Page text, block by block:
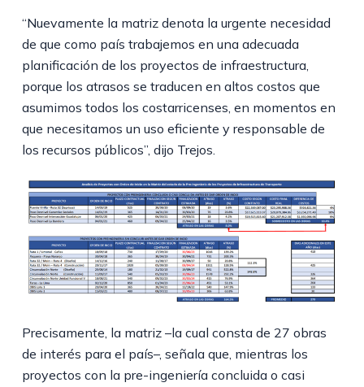
“Nuevamente la matriz denota la urgente necesidad
de que como país trabajemos en una adecuada
planificación de los proyectos de infraestructura,
porque los atrasos se traducen en altos costos que
asumimos todos los costarricenses, en momentos en
que necesitamos un uso eficiente y responsable de
los recursos públicos”, dijo Trejos.
Precisamente, la matriz –la cual consta de 27 obras
de interés para el país–, señala que, mientras los
proyectos con la pre-ingeniería concluida o casi